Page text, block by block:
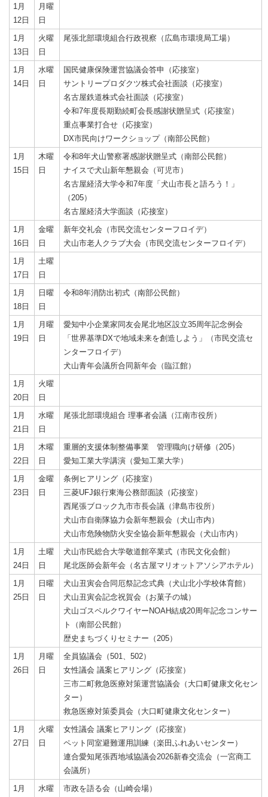
1月
12日
月曜
日
1月
13日
火曜
日
尾張北部環境組合行政視察（広島市環境局工場）
1月
14日
水曜
日
国民健康保険運営協議会答申（応接室）
サントリープロダクツ株式会社面談（応接室）
名古屋鉄道株式会社面談（応接室）
令和7年度長期勤続町会長感謝状贈呈式（応接室）
重点事業打合せ（応接室）
DX市民向けワークショップ（南部公民館）
1月
15日
木曜
日
令和8年犬山警察署感謝状贈呈式（南部公民館）
ナイスで犬山新年懇親会（可児市）
名古屋経済大学令和7年度「犬山市長と語ろう！」
（205）
名古屋経済大学面談（応接室）
1月
16日
金曜
日
新年交礼会（市民交流センターフロイデ）
犬山市老人クラブ大会（市民交流センターフロイデ）
1月
17日
土曜
日
1月
18日
日曜
日
令和8年消防出初式（南部公民館）
1月
19日
月曜
日
愛知中小企業家同友会尾北地区設立35周年記念例会
「世界基準DXで地域未来を創造しよう」（市民交流セ
ンターフロイデ）
犬山青年会議所合同新年会（臨江館）
1月
20日
火曜
日
1月
21日
水曜
日
尾張北部環境組合 理事者会議（江南市役所）
1月
22日
木曜
日
重層的支援体制整備事業 管理職向け研修（205）
愛知工業大学講演（愛知工業大学）
1月
23日
金曜
日
条例ヒアリング（応接室）
三菱UFJ銀行東海公務部面談（応接室）
西尾張ブロック九市市長会議（津島市役所）
犬山市自衛隊協力会新年懇親会（犬山市内）
犬山市危険物防火安全協会新年懇親会（犬山市内）
1月
24日
土曜
日
犬山市民総合大学敬道館卒業式（市民文化会館）
尾北医師会新年会（名古屋マリオットアソシアホテル）
1月
25日
日曜
日
犬山丑寅会合同厄祭記念式典（犬山北小学校体育館）
犬山丑寅会記念祝賀会（お菓子の城）
犬山ゴスペルクワイヤーNOAH結成20周年記念コンサー
ト（南部公民館）
歴史まちづくりセミナー（205）
1月
26日
月曜
日
全員協議会（501、502）
女性議会 議案ヒアリング（応接室）
三市二町救急医療対策運営協議会（大口町健康文化セン
ター）
救急医療対策委員会（大口町健康文化センター）
1月
27日
火曜
日
女性議会 議案ヒアリング（応接室）
ペット同室避難運用訓練（楽田ふれあいセンター）
連合愛知尾張西地域協議会2026新春交流会（一宮商工
会議所）
1月
水曜
市政を語る会（山崎会場）